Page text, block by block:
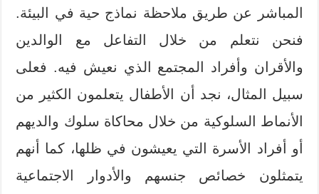
المباشر عن طريق ملاحظة نماذج حية في البيئة.
فنحن نتعلم من خلال التفاعل مع الوالدين
والأقران وأفراد المجتمع الذي نعيش فيه. فعلى
سبيل المثال، نجد أن الأطفال يتعلمون الكثير من
الأنماط السلوكية من خلال محاكاة سلوك والديهم
أو أفراد الأسرة التي يعيشون في ظلها، كما أنهم
يتمثلون خصائص جنسهم والأدوار الاجتماعية